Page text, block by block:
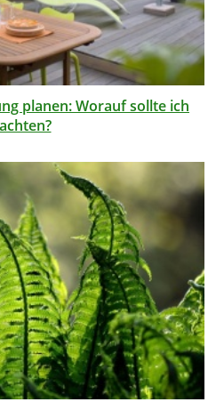
planen: Worauf sollte ich
achten?